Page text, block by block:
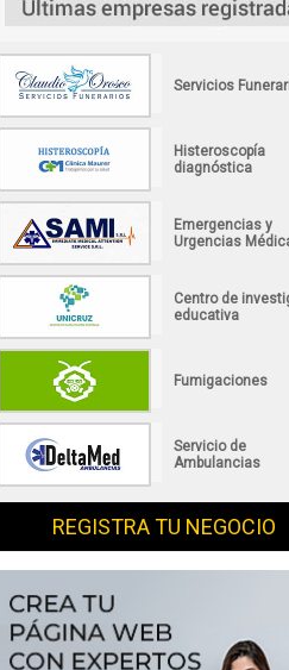
Servicios
Histeroscopía
diagnóstica
Emergencias y
Urgencias
Centro de
educativa
Fumigaciones
Servicio de
Ambulancias
REGISTRA TU NEGOCIO